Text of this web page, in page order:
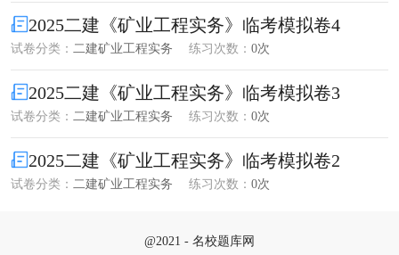
2025二建《矿业工程实务》临考模拟卷4
试卷分类： 二建矿业工程实务 练习次数： 0次
2025二建《矿业工程实务》临考模拟卷3
试卷分类： 二建矿业工程实务 练习次数： 0次
2025二建《矿业工程实务》临考模拟卷2
试卷分类： 二建矿业工程实务 练习次数： 0次
@2021 - 名校题库网